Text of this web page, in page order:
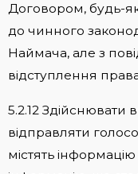
Договором, будь-
до чинного
Наймача, але з
відступлення
5.2.12 Здійснювати
відправляти
містять